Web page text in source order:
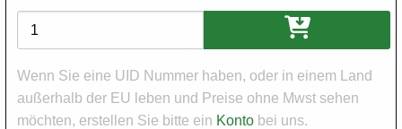
Varianten
Wenn Sie eine UID Nummer haben, oder in einem Land
außerhalb der EU leben und Preise ohne Mwst sehen
möchten, erstellen Sie bitte ein Konto bei uns.